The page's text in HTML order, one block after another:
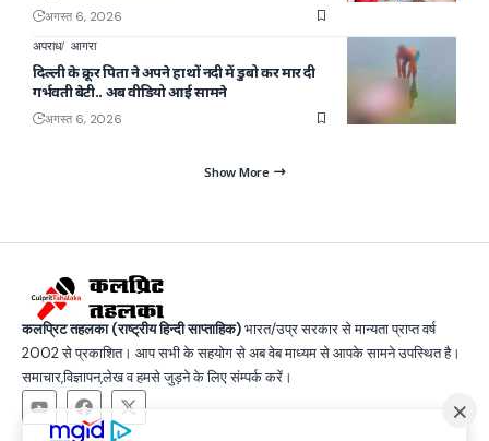
अगस्त 6, 2026
अपराध आगरा
दिल्ली के क्रूर पिता ने अपने हाथों नदी में डुबो कर मार दी
गर्भवती बेटी.. अब वीडियो आई सामने
अगस्त 6, 2026
Show More
कलप्रिट तहलका (राष्ट्रीय हिन्दी साप्ताहिक)भारत/उप्र सरकार से मान्यता प्राप्त वर्ष
2002 से प्रकाशित। आप सभी के सहयोग से अब वेब माध्यम से आपके सामने उपस्थित है।
समाचार,विज्ञापन,लेख व हमसे जुड़ने के लिए संम्पर्क करें।